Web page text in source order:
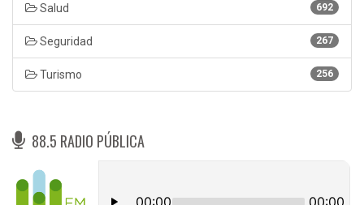
692
Salud
267
Seguridad
256
Turismo
88.5 RADIO PÚBLICA